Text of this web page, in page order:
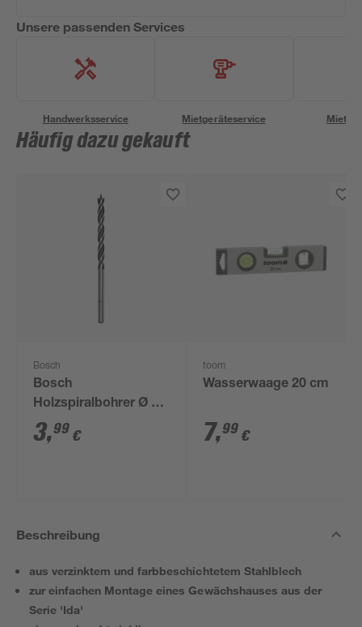
Unsere passenden Services
Handwerksservice Mietgeräteservice
Häufig dazu gekauft
Bosch
Bosch
Holzspiralbohrer Ø 4
mm
3,99 €
toom
Wasserwaage 20 cm
7,99 €
Beschreibung
aus verzinktem und farbbeschichtetem Stahlblech
zur einfachen Montage eines Gewächshauses aus der
Serie 'Ida'